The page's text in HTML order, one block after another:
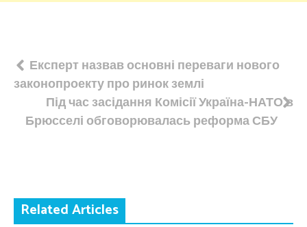
Навігація
записів
Експерт назвав основні переваги нового
законопроекту про ринок землі
Під час засідання Комісії Україна-НАТО в
Брюсселі обговорювалась реформа СБУ
Related Articles